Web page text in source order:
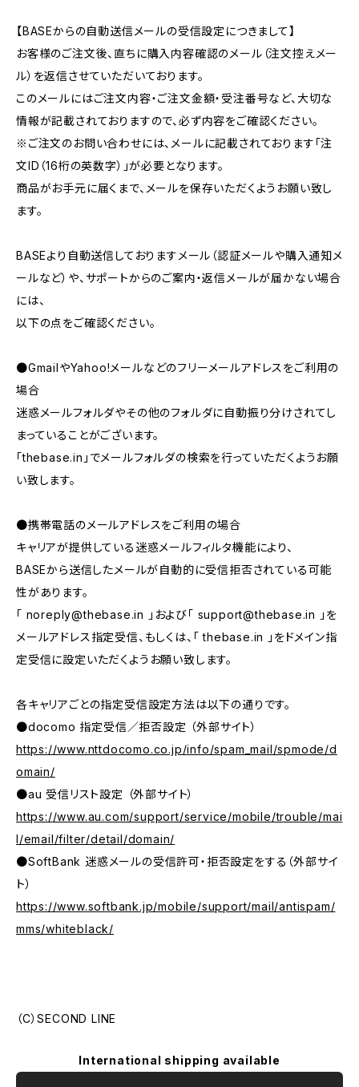
【BASEからの自動送信メールの受信設定につきまして】
お客様のご注文後、直ちに購入内容確認のメール（注文控えメー
ル）を返信させていただいております。
このメールにはご注文内容・ご注文金額・受注番号など、大切な
情報が記載されておりますので、必ず内容をご確認ください。
※ご注文のお問い合わせには、メールに記載されております「注
文ID（16桁の英数字）」が必要となります。
商品がお手元に届くまで、メールを保存いただくようお願い致し
ます。
BASEより自動送信しておりますメール（認証メールや購入通知メ
ールなど）や、サポートからのご案内・返信メールが届かない場合
には、
以下の点をご確認ください。
●GmailやYahoo!メールなどのフリーメールアドレスをご利用の
場合
迷惑メールフォルダやその他のフォルダに自動振り分けされてし
まっていることがございます。
「thebase.in」でメールフォルダの検索を行っていただくようお願
い致します。
●携帯電話のメールアドレスをご利用の場合
キャリアが提供している迷惑メールフィルタ機能により、
BASEから送信したメールが自動的に受信拒否されている可能
性があります。
「 noreply@thebase.in 」および「 support@thebase.in
」を
メールアドレス指定受信、もしくは、「 thebase.in 」をドメイン指
定受信に設定いただくようお願い致します。
各キャリアごとの指定受信設定方法は以下の通りです。
●docomo 指定受信／拒否設定 （外部サイト）
https://www.nttdocomo.co.jp/info/spam_mail/spmode/d
omain/
●au 受信リスト設定 （外部サイト）
https://www.au.com/support/service/mobile/trouble/mai
l/email/filter/detail/domain/
●SoftBank 迷惑メールの受信許可・拒否設定をする（外部サイ
ト）
https://www.softbank.jp/mobile/support/mail/antispam/
mms/whiteblack/
（C）SECOND LINE
International shipping available